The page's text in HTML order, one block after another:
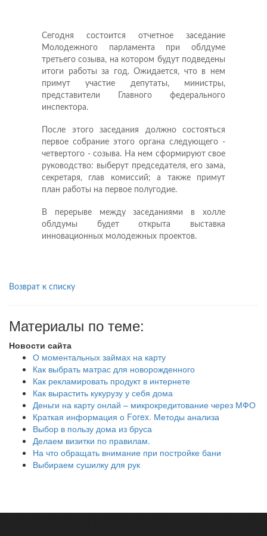
Сегодня состоится отчетное заседание
Молодежного парламента при облдуме
третьего созыва, на котором будут подведены
итоги работы за год. Ожидается, что в нем
примут участие депутаты, министры,
представители Главного федерального
инспектора.
После этого заседания должно состояться
первое собрание этого органа следующего -
четвертого - созыва. На нем сформируют свое
руководство: выберут председателя, его зама,
секретаря, глав комиссий; а также примут
план работы на первое полугодие.
В перерыве между заседаниями в холле
облдумы будет открыта выставка
инновационных молодежных проектов.
Возврат к списку
Материалы по теме:
Новости сайта
О моментальных займах на карту
Как выбрать матрас для новорожденного
Как рекламировать продукт в интернете
Как вырастить кукурузу у себя дома
Деньги на карту онлай – микрокредитование через МФО
Краткая информация о Forex. Методы анализа
Выбор в пользу дома из бруса
Делаем визитки по правилам.
На что обращать внимание при постройке бани
Выбираем сушилку для рук